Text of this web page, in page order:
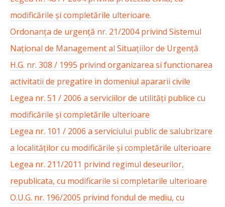
modificările și completările ulterioare.
Ordonanța de urgență nr. 21/2004 privind Sistemul
Național de Management al Situațiilor de Urgență
H.G. nr. 308 / 1995 privind organizarea si functionarea
activitatii de pregatire in domeniul apararii civile
Legea nr. 51 / 2006 a serviciilor de utilități publice cu
modificările și completările ulterioare
Legea nr. 101 / 2006 a serviciului public de salubrizare
a localităților cu modificările și completările ulterioare
Legea nr. 211/2011 privind regimul deseurilor,
republicata, cu modificarile si completarile ulterioare
O.U.G. nr. 196/2005 privind fondul de mediu, cu